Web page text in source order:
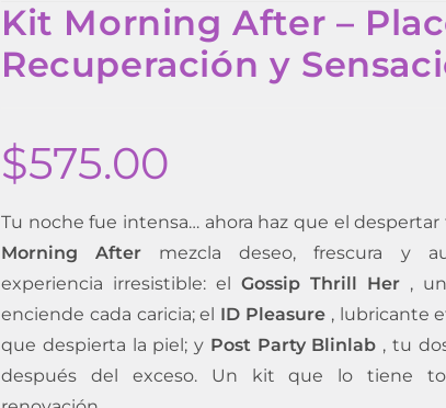
Kit Morning After –
Recuperación y
$575.00
Tu noche fue intensa… ahora haz que el despertar
Morning After mezcla deseo, frescura y
experiencia irresistible: el Gossip Thrill Her, un
enciende cada caricia; el ID Pleasure , lubricante
que despierta la piel; y Post Party Blinlab , tu
después del exceso. Un kit que lo tiene